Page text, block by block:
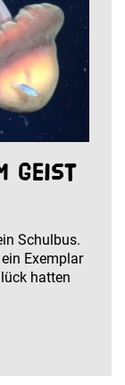
Geist
Schulbus.
Exemplar
hatten